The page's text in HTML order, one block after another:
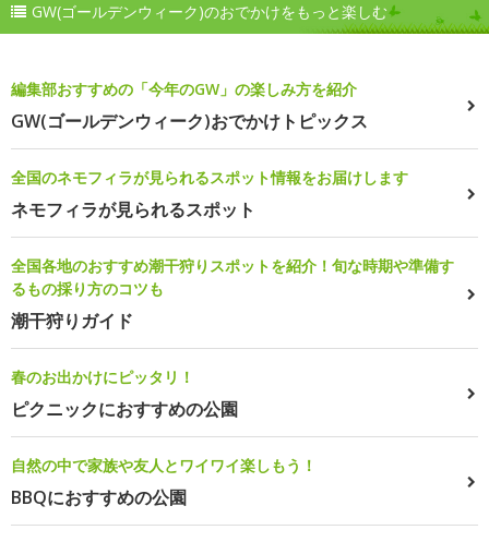
GW(ゴールデンウィーク)のおでかけをもっと楽しむ
編集部おすすめの「今年のGW」の楽しみ方を紹介
GW(ゴールデンウィーク)おでかけトピックス
全国のネモフィラが見られるスポット情報をお届けします
ネモフィラが見られるスポット
全国各地のおすすめ潮干狩りスポットを紹介！旬な時期や準備す
るもの採り方のコツも
潮干狩りガイド
春のお出かけにピッタリ！
ピクニックにおすすめの公園
自然の中で家族や友人とワイワイ楽しもう！
BBQにおすすめの公園